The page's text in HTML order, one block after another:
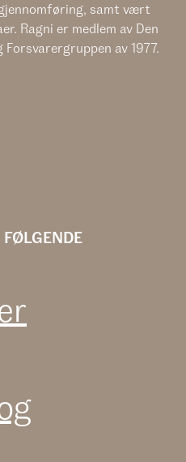
samt vært
Ragni er medlem av Den
av 1977.